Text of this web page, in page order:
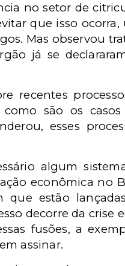
no setor de
que isso
Mas observou
já se
recentes
são os
esses
algum
econômica no
estão
decorre da crise
fusões, a
assinar.